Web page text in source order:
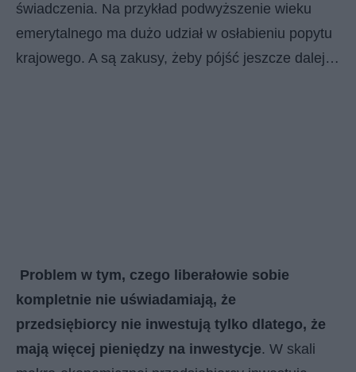
świadczenia. Na przykład podwyższenie wieku
emerytalnego ma dużo udział w osłabieniu popytu
krajowego. A są zakusy, żeby pójść jeszcze dalej…
Problem w tym, czego liberałowie sobie
kompletnie nie uświadamiają, że
przedsiębiorcy nie inwestują tylko dlatego, że
mają więcej pieniędzy na inwestycje. W skali